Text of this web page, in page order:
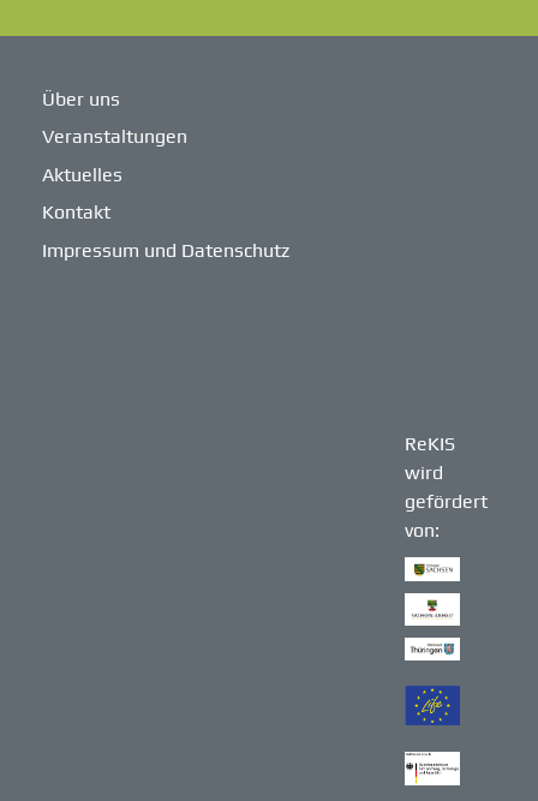
Über uns
Veranstaltungen
Aktuelles
Kontakt
Impressum und Datenschutz
ReKIS
wird
gefördert
von: